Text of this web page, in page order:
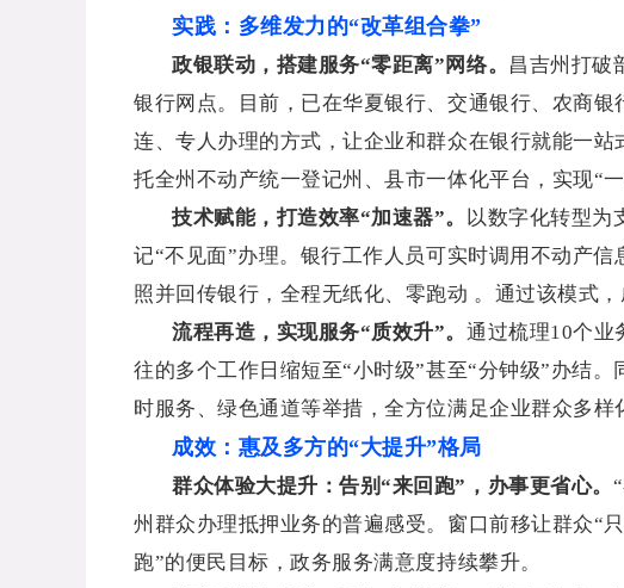
实践：多维发力的“改革组合拳”
政银联动，搭建服务“零距离”网络。
昌吉州打破
银行网点。目前，已在华夏银行、交通银行、农商
连、专人办理的方式，让企业和群众在银行就能一
托全州不动产统一登记州、县市一体化平台，实现“
技术赋能，打造效率“加速器”。 以数字化转型为
记“不见面”办理。银行工作人员可实时调用不动产
照并回传银行，全程无纸化、零跑动 。通过该模式
流程再造，实现服务“质效升”。通过梳理10个业
往的多个工作日缩短至“小时级”甚至“分钟级”办结
时服务、绿色通道等举措，全方位满足企业群众多样
成效：惠及多方的“大提升”格局
群众体验大提升：告别“来回跑”，办事更省心。
州群众办理抵押业务的普遍感受。窗口前移让群众“
跑”的便民目标，政务服务满意度持续攀升。